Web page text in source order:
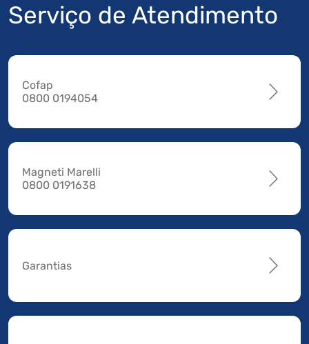
Serviço de Atendimento
Cofap
0800 0194054
Magneti Marelli
0800 0191638
Garantias